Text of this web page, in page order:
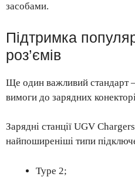
засобами.
Підтримка
роз’ємів
Ще один важливий стандарт
вимоги до зарядних
Зарядні станції UGV
найпоширеніші типи
Type 2;